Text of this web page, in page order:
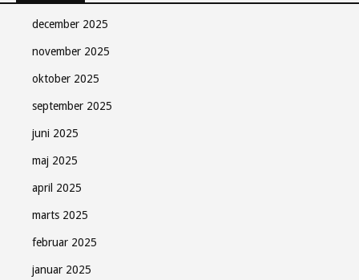
december 2025
november 2025
oktober 2025
september 2025
juni 2025
maj 2025
april 2025
marts 2025
februar 2025
januar 2025